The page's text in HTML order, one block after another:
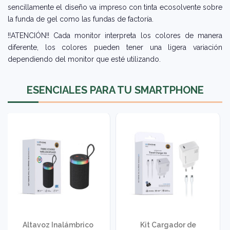
sencillamente el diseño va impreso con tinta ecosolvente sobre
la funda de gel como las fundas de factoría.
!!ATENCIÓN!! Cada monitor interpreta los colores de manera
diferente, los colores pueden tener una ligera variación
dependiendo del monitor que esté utilizando.
ESENCIALES PARA TU SMARTPHONE
Altavoz Inalámbrico
Kit Cargador de